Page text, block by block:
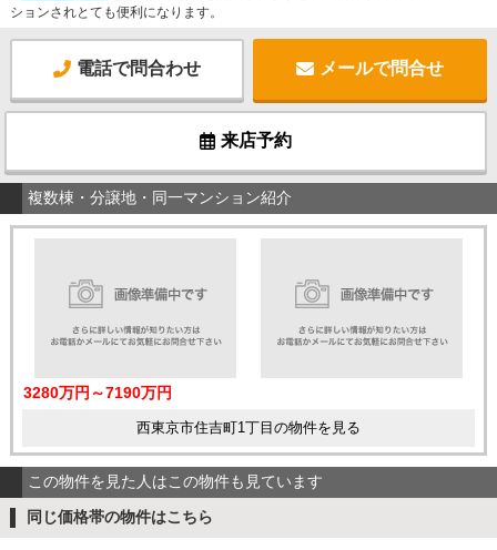
ションされとても便利になります。
電話で問合わせ メールで問合せ
来店予約
複数棟・分譲地・同一マンション紹介
3280万円～7190万円
西東京市住吉町1丁目の物件を見る
この物件を見た人はこの物件も見ています
同じ価格帯の物件はこちら